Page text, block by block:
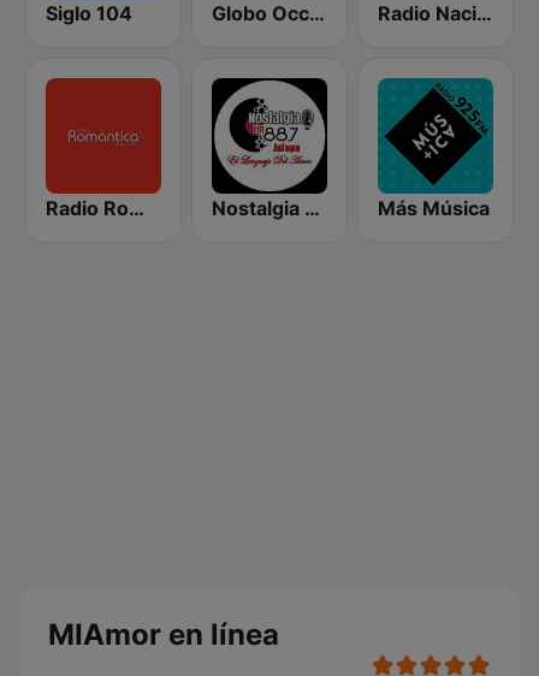
Siglo 104 Globo Occidente Radio Nacional TGW 107.3 FM
Radio Romantica Nostalgia 88.7 FM Más Música
MIAmor en línea